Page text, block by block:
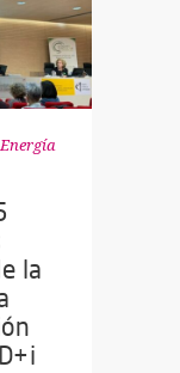
Energía
la